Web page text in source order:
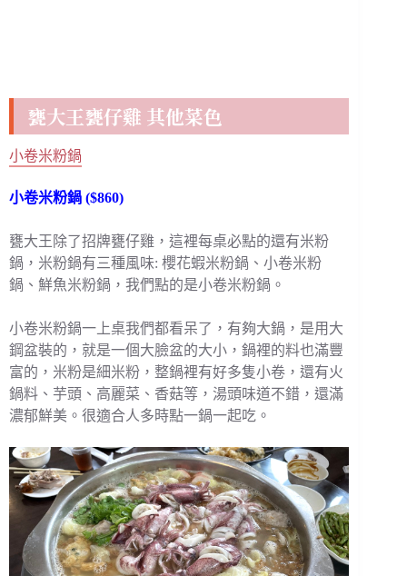
甕大王甕仔雞 其他菜色
小卷米粉鍋
小卷米粉鍋 ($860)
甕大王除了招牌甕仔雞，這裡每桌必點的還有米粉
鍋，米粉鍋有三種風味: 櫻花蝦米粉鍋、小卷米粉
鍋、鮮魚米粉鍋，我們點的是小卷米粉鍋。
小卷米粉鍋一上桌我們都看呆了，有夠大鍋，是用大
鋼盆裝的，就是一個大臉盆的大小，鍋裡的料也滿豐
富的，米粉是細米粉，整鍋裡有好多隻小卷，還有火
鍋料、芋頭、高麗菜、香菇等，湯頭味道不錯，還滿
濃郁鮮美。很適合人多時點一鍋一起吃。